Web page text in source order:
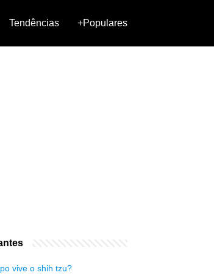
Tendências +Populares
vive o shih tzu?